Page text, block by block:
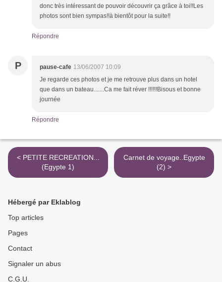
donc très intéressant de pouvoir découvrir ça grâce à toi!!Les
photos sont bien sympas!!à bientôt pour la suite!!
Répondre
P pause-cafe 13/06/2007 10:09
Je regarde ces photos et je me retrouve plus dans un hotel
que dans un bateau.......Ca me fait réver !!!!!!Bisous et bonne
journée
Répondre
< PETITE RECREATION...
(Egypte 1)
Carnet de voyage..Egypte
(2) >
Hébergé par Eklablog
Top articles
Pages
Contact
Signaler un abus
C.G.U.